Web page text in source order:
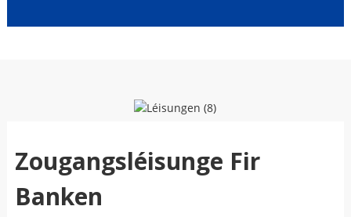
Zougangsléisunge Fir
Banken